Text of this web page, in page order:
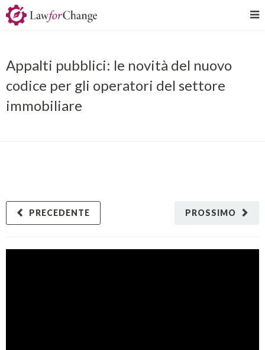
Appalti pubblici: le novità del nuovo
codice per gli operatori del settore
immobiliare
PROSSIMO
PRECEDENTE